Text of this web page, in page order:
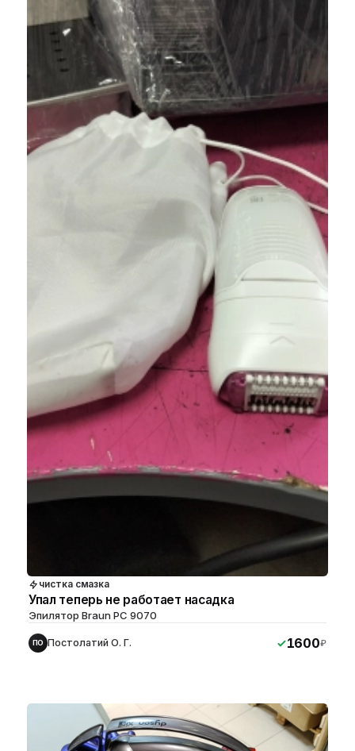
чистка смазка
Упал теперь не работает насадка
Эпилятор Braun PC 9070
ПО Постолатий О. Г. 1600₽